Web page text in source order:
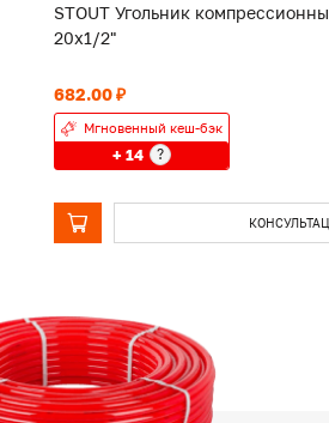
STOUT Угольник
20х1/2"
682.00 ₽
Мгновенный кеш-бэк
+ 14 ?